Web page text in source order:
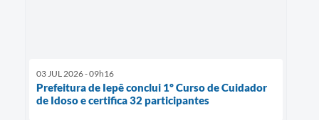
03 JUL 2026 - 09h16
Prefeitura de Iepê conclui 1º Curso de Cuidador
de Idoso e certifica 32 participantes